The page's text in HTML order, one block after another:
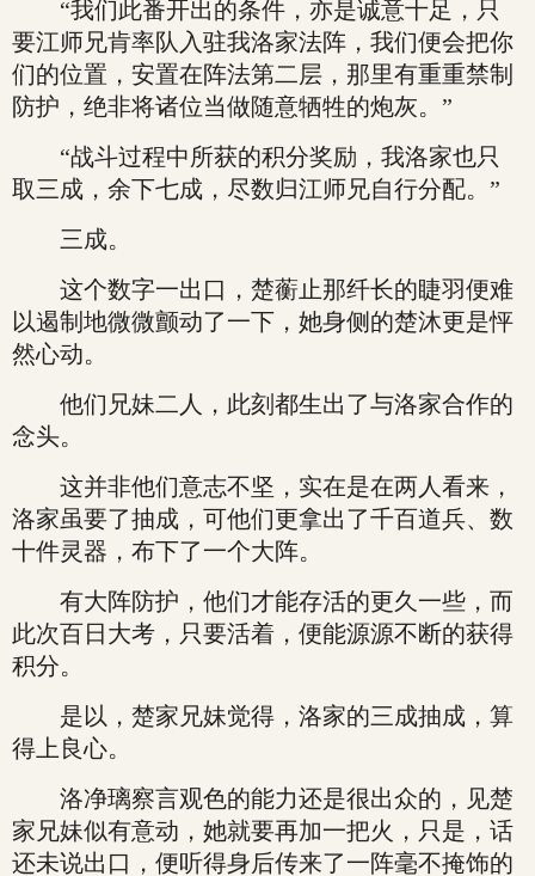
“我们此番开出的条件，亦是诚意十足，只
要江师兄肯率队入驻我洛家法阵，我们便会把你
们的位置，安置在阵法第二层，那里有重重禁制
防护，绝非将诸位当做随意牺牲的炮灰。”
“战斗过程中所获的积分奖励，我洛家也只
取三成，余下七成，尽数归江师兄自行分配。”
三成。
这个数字一出口，楚蘅止那纤长的睫羽便难
以遏制地微微颤动了一下，她身侧的楚沐更是怦
然心动。
他们兄妹二人，此刻都生出了与洛家合作的
念头。
这并非他们意志不坚，实在是在两人看来，
洛家虽要了抽成，可他们更拿出了千百道兵、数
十件灵器，布下了一个大阵。
有大阵防护，他们才能存活的更久一些，而
此次百日大考，只要活着，便能源源不断的获得
积分。
是以，楚家兄妹觉得，洛家的三成抽成，算
得上良心。
洛净璃察言观色的能力还是很出众的，见楚
家兄妹似有意动，她就要再加一把火，只是，话
还未说出口，便听得身后传来了一阵毫不掩饰的